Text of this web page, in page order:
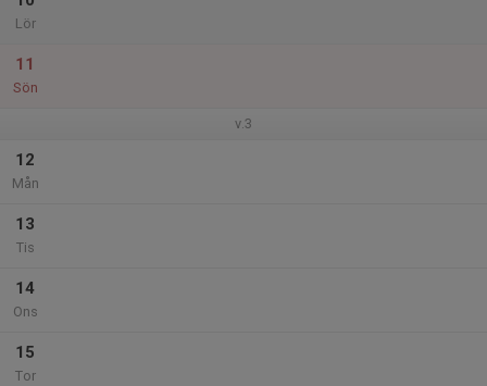
Lör
11
Sön
v.3
12
Mån
13
Tis
14
Ons
15
Tor